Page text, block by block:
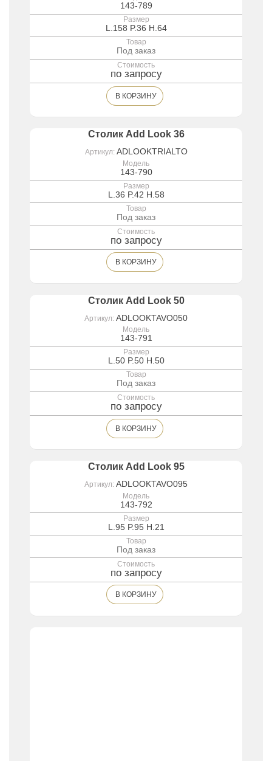
143-789
Размер
L.158 P.36 H.64
Товар
Под заказ
Стоимость
по запросу
В КОРЗИНУ
Столик Add Look 36
Артикул: ADLOOKTRIALTO
Модель
143-790
Размер
L.36 P.42 H.58
Товар
Под заказ
Стоимость
по запросу
В КОРЗИНУ
Столик Add Look 50
Артикул: ADLOOKTAVO050
Модель
143-791
Размер
L.50 P.50 H.50
Товар
Под заказ
Стоимость
по запросу
В КОРЗИНУ
Столик Add Look 95
Артикул: ADLOOKTAVO095
Модель
143-792
Размер
L.95 P.95 H.21
Товар
Под заказ
Стоимость
по запросу
В КОРЗИНУ